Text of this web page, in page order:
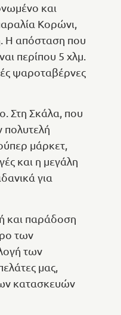
και
Κορώνι,
Η απόσταση που
περίπου 5 χλμ.
ψαροταβέρνες
Στη Σκάλα, που
πολυτελή
μάρκετ,
και η μεγάλη
για
και παράδοση
των
των
μας,
κατασκευών